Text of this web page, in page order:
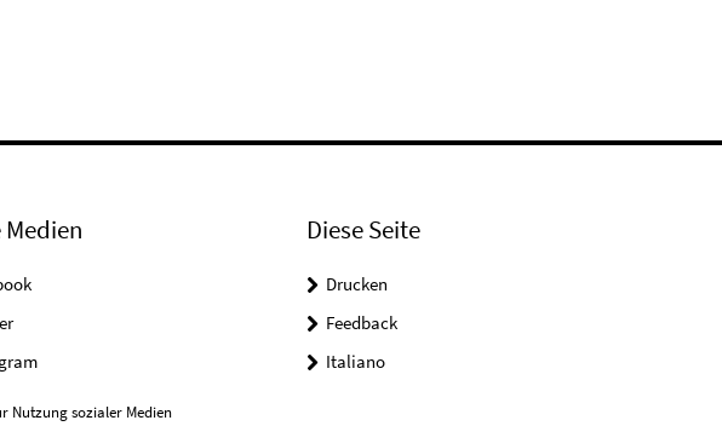
Medien
Nutzung sozialer Medien
Diese Seite
Drucken
Feedback
Italiano